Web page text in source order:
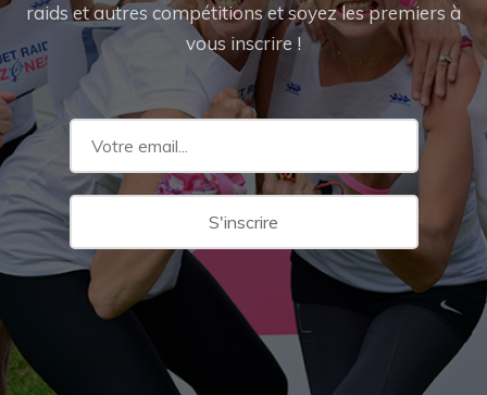
raids et autres compétitions et soyez les premiers à
vous inscrire !